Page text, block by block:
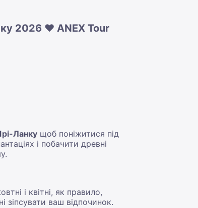
2026 ❤️ ANEX Tour
Ланку щоб поніжитися під
і побачити древні
і квітні, як правило,
зіпсувати ваш відпочинок.